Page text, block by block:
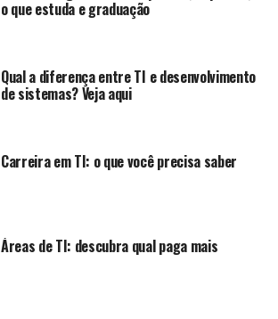
o que estuda e graduação
Qual a diferença entre TI e desenvolvimento
de sistemas? Veja aqui
Carreira em TI: o que você precisa saber
Áreas de TI: descubra qual paga mais